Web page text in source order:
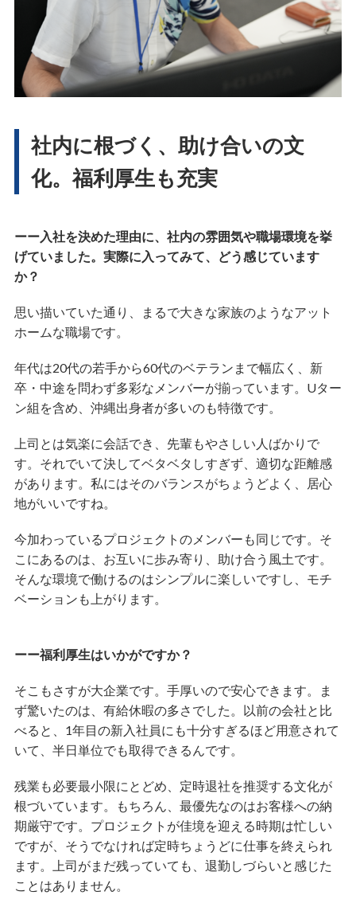
社内に根づく、助け合いの文
化。福利厚生も充実
ーー入社を決めた理由に、社内の雰囲気や職場環境を挙
げていました。実際に入ってみて、どう感じています
か？
思い描いていた通り、まるで大きな家族のようなアット
ホームな職場です。
年代は20代の若手から60代のベテランまで幅広く、新
卒・中途を問わず多彩なメンバーが揃っています。Uター
ン組を含め、沖縄出身者が多いのも特徴です。
上司とは気楽に会話でき、先輩もやさしい人ばかりで
す。それでいて決してベタベタしすぎず、適切な距離感
があります。私にはそのバランスがちょうどよく、居心
地がいいですね。
今加わっているプロジェクトのメンバーも同じです。そ
こにあるのは、お互いに歩み寄り、助け合う風土です。
そんな環境で働けるのはシンプルに楽しいですし、モチ
ベーションも上がります。
ーー福利厚生はいかがですか？
そこもさすが大企業です。手厚いので安心できます。ま
ず驚いたのは、有給休暇の多さでした。以前の会社と比
べると、1年目の新入社員にも十分すぎるほど用意されて
いて、半日単位でも取得できるんです。
残業も必要最小限にとどめ、定時退社を推奨する文化が
根づいています。もちろん、最優先なのはお客様への納
期厳守です。プロジェクトが佳境を迎える時期は忙しい
ですが、そうでなければ定時ちょうどに仕事を終えられ
ます。上司がまだ残っていても、退勤しづらいと感じた
ことはありません。